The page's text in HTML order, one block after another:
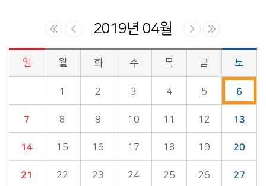
2019년 04월
시정소식>시정 캘린더 게시판의 (2019년 04월) 달력형태로 일정명, 일정내용을 제공합니다.
일 월 화 수 목 금 토
1 2 3 4 5 6
7 8 9 10 11 12 13
14 15 16 17 18 19 20
21 22 23 24 25 26 27